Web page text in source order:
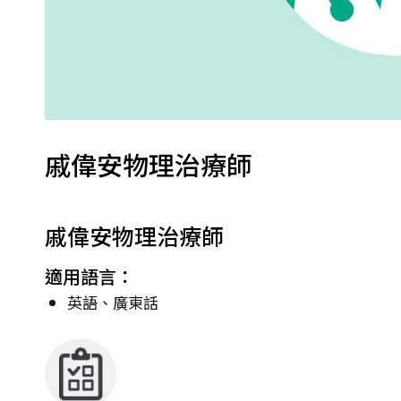
戚偉安物理治療師
戚偉安物理治療師
適用語言：
英語、廣東話